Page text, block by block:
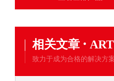
相关文章 ·
致力于成为合格的解决方